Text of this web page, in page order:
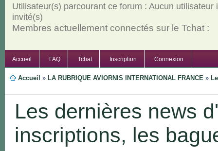
Utilisateur(s) parcourant ce forum : Aucun utilisateur
invité(s)
Membres actuellement connectés sur le Tchat :
Accueil FAQ Tchat Inscription Connexion
Accueil » LA RUBRIQUE AVIORNIS INTERNATIONAL FRANCE »
Les dernières news
inscriptions, les